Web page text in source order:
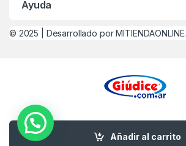
Añadir al carrito
Ayuda
© 2025 | Desarrollado por MITIENDAONLINE.
¿Alguna Duda? Llamanos
0221-479-4747